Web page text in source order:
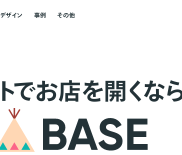
デザイン 事例 その他
トでお店を開くな